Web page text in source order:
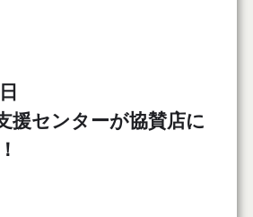
日
援センターが協賛店に